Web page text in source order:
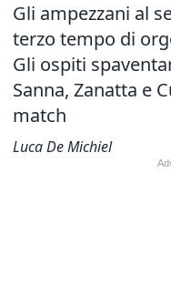
Gli ampezzani al
terzo tempo di
Gli ospiti
Sanna, Zanatta e
match
Luca De Michiel